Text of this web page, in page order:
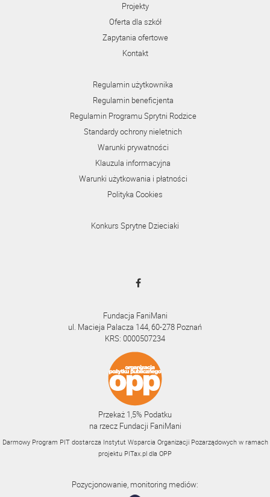
Projekty
Oferta dla szkół
Zapytania ofertowe
Kontakt
Regulamin użytkownika
Regulamin beneficjenta
Regulamin Programu Sprytni Rodzice
Standardy ochrony nieletnich
Warunki prywatności
Klauzula informacyjna
Warunki użytkowania i płatności
Polityka Cookies
Konkurs Sprytne Dzieciaki
Fundacja FaniMani
ul. Macieja Palacza 144, 60-278 Poznań
KRS: 0000507234
Przekaż 1,5% Podatku
na rzecz Fundacji FaniMani
Darmowy Program PIT dostarcza Instytut Wsparcia Organizacji Pozarządowych w ramach
projektu PITax.pl dla OPP
Pozycjonowanie, monitoring mediów: